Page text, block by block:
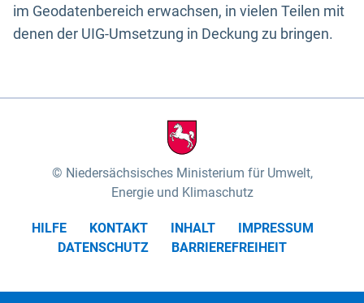
im Geodatenbereich erwachsen, in vielen Teilen mit
denen der UIG-Umsetzung in Deckung zu bringen.
Niedersächsisches Ministerium für Umwelt,
Energie und Klimaschutz
HILFE KONTAKT INHALT
IMPRESSUM
DATENSCHUTZ
BARRIEREFREIHEIT